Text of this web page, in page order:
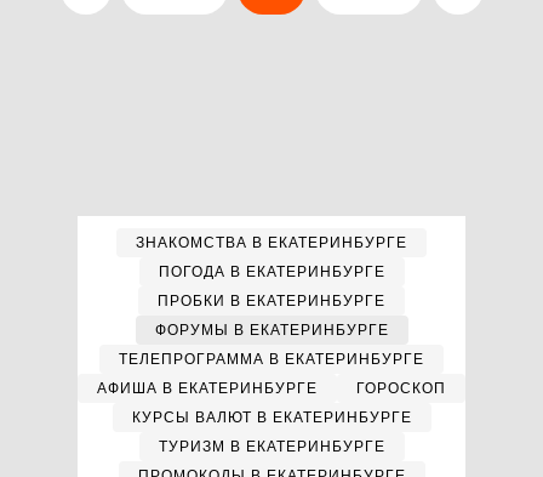
ЗНАКОМСТВА В ЕКАТЕРИНБУРГЕ
ПОГОДА В ЕКАТЕРИНБУРГЕ
ПРОБКИ В ЕКАТЕРИНБУРГЕ
ФОРУМЫ В ЕКАТЕРИНБУРГЕ
ТЕЛЕПРОГРАММА В ЕКАТЕРИНБУРГЕ
АФИША В ЕКАТЕРИНБУРГЕ
ГОРОСКОП
КУРСЫ ВАЛЮТ В ЕКАТЕРИНБУРГЕ
ТУРИЗМ В ЕКАТЕРИНБУРГЕ